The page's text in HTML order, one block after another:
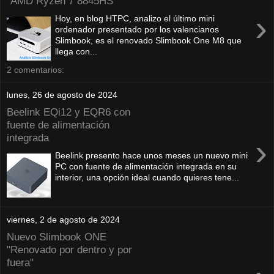
›
Hoy, en blog HTPC, analizo el último mini
ordenador presentado por los valencianos
Slimbook, es el renovado Slimbook One M8 que
llega con...
2 comentarios:
lunes, 26 de agosto de 2024
Beelink EQi12 y EQR6 con
fuente de alimentación
integrada
›
Beelink presento hace unos meses un nuevo mini
PC con fuente de alimentación integrada en su
interior, una opción ideal cuando quieres tene...
viernes, 2 de agosto de 2024
Nuevo Slimbook ONE
"Renovado por dentro y por
fuera"